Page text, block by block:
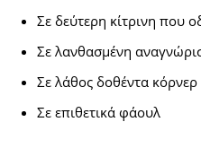
Σε δεύτερη κίτρινη που
Σε λανθασμένη
Σε λάθος δοθέντα κόρνερ
Σε επιθετικά φάουλ